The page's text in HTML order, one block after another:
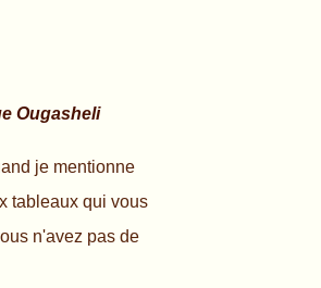
Ougasheli
je mentionne
tableaux qui vous
n'avez pas de